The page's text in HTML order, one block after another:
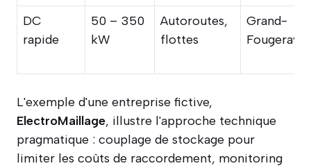
DC
rapide
50 – 350
kW
Autoroutes,
flottes
Grand-
Fougeray
L'exemple d'une entreprise fictive,
ElectroMaillage, illustre l'approche technique
pragmatique : couplage de stockage pour
limiter les coûts de raccordement, monitoring